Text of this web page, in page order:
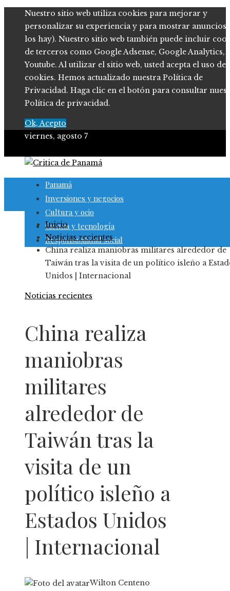
Nuestro sitio web utiliza cookies para mejorar y
personalizar su experiencia y para mostrar anuncios
los hay). Nuestro sitio web también puede incluir
de terceros como Google Adsense, Google Analytics,
Youtube. Al utilizar el sitio web, usted acepta el uso de
cookies. Hemos actualizado nuestra Política de
Privacidad. Haga clic en el botón para consultar
Política de privacidad.
Ok, Acepto
viernes, agosto 7
Panamá
Inversiones y negocios
Cultura y ocio
Ciencia y tecnología
Responsabilidad social
Inicio
Noticias recientes
China realiza maniobras militares alrededor de
Taiwán tras la visita de un político isleño a
Unidos | Internacional
Noticias recientes
China realiza
maniobras
militares
alrededor de
Taiwán tras la
visita de un
político isleño a
Estados Unidos
| Internacional
Wilton Centeno